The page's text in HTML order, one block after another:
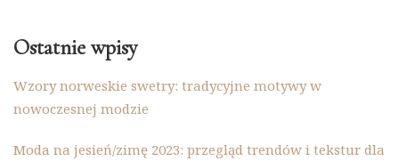
Ostatnie wpisy
Wzory norweskie swetry: tradycyjne motywy w
nowoczesnej modzie
Moda na jesień/zimę 2023: przegląd trendów i tekstur dla